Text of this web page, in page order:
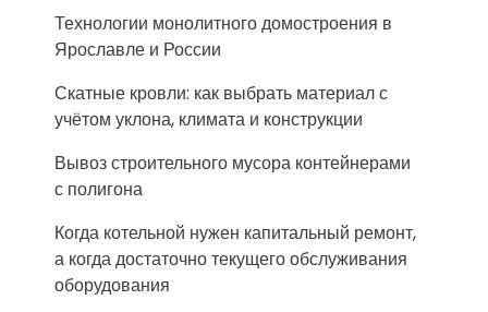
Технологии монолитного домостроения в
Ярославле и России
Скатные кровли: как выбрать материал с
учётом уклона, климата и конструкции
Вывоз строительного мусора контейнерами
с полигона
Когда котельной нужен капитальный ремонт,
а когда достаточно текущего обслуживания
оборудования